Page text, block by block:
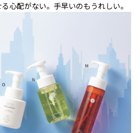
心配がない。手早いのもうれしい。